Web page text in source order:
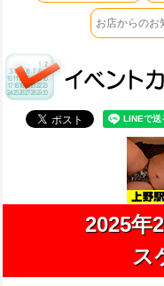
お店からのお
2025年
ス